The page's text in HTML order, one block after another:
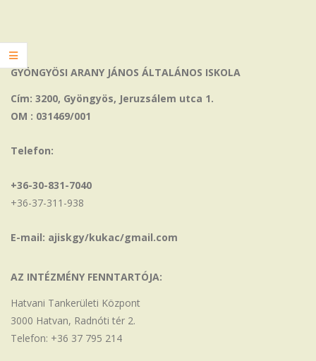
GYÖNGYÖSI ARANY JÁNOS ÁLTALÁNOS ISKOLA
Cím: 3200, Gyöngyös, Jeruzsálem utca 1.
OM : 031469/001
Telefon:
+36-30-831-7040
+36-37-311-938
E-mail: ajiskgy/kukac/gmail.com
AZ INTÉZMÉNY FENNTARTÓJA:
Hatvani Tankerületi Központ
3000 Hatvan, Radnóti tér 2.
Telefon: +36 37 795 214